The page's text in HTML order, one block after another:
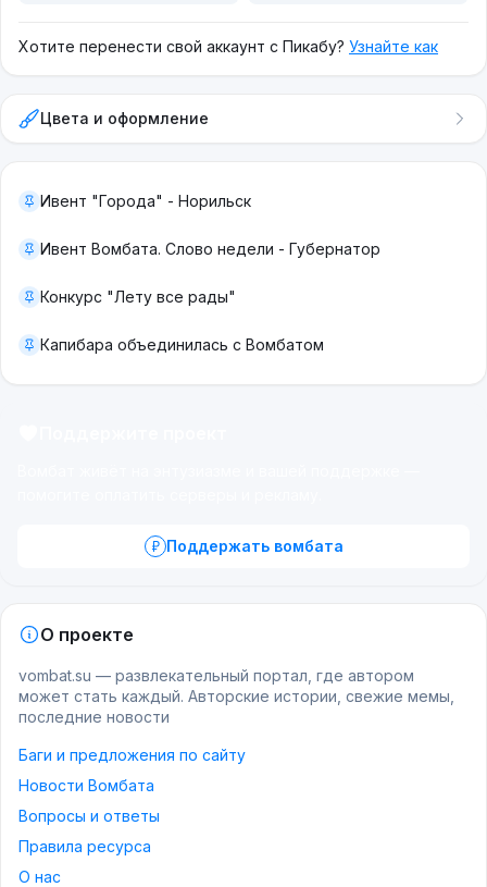
Хотите перенести свой аккаунт с Пикабу? Узнайте как
Цвета и оформление
Ивент "Города" - Норильск
Ивент Вомбата. Слово недели - Губернатор
Конкурс "Лету все рады"
Капибара объединилась с Вомбатом
Поддержать вомбата
О проекте
vombat.su — развлекательный портал, где автором
может стать каждый. Авторские истории, свежие мемы,
последние новости
Баги и предложения по сайту
Новости Вомбата
Вопросы и ответы
Правила ресурса
О нас